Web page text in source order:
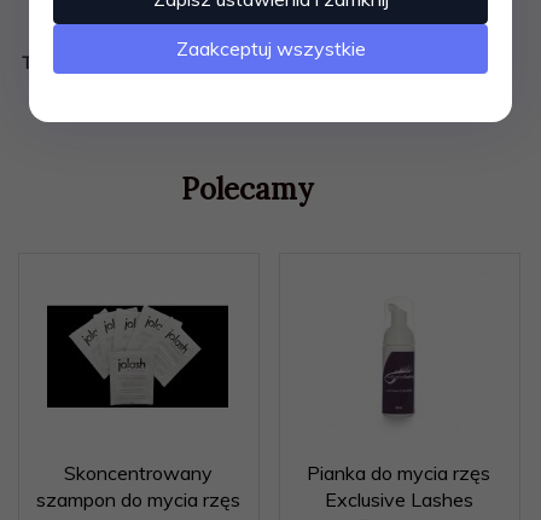
TRWAŁOŚĆ: 12 miesięcy po otwarciu
Polecamy
Skoncentrowany
szampon do mycia rzęs
Pianka do mycia rzęs
Exclusive Lashes
Zaakceptuj wszystkie